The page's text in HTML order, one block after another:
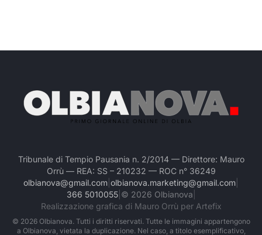
Tribunale di Tempio Pausania n. 2/2014 — Direttore: Mauro
Orrù — REA: SS – 210232 — ROC n° 36249
olbianova@gmail.com olbianova.marketing@gmail.com
366 5010055| © 2026 Olbianova
Realizzazione grafica di Mauro Orrù per Artefix
© 2026Olbianova. Tutti i diritti riservati. Tutte le immagini appartengono
a Olbianova, vietata la duplicazione. Nel caso, a titolo esemplificativo,